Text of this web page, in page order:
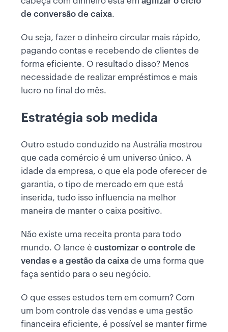
de conversão de caixa.
Ou seja, fazer o dinheiro circular mais rápido,
pagando contas e recebendo de clientes de
forma eficiente. O resultado disso? Menos
necessidade de realizar empréstimos e mais
lucro no final do mês.
Estratégia sob medida
Outro estudo conduzido na Austrália mostrou
que cada comércio é um universo único. A
idade da empresa, o que ela pode oferecer de
garantia, o tipo de mercado em que está
inserida, tudo isso influencia na melhor
maneira de manter o caixa positivo.
Não existe uma receita pronta para todo
mundo. O lance é customizar o controle de
vendas e a gestão da caixa de uma forma que
faça sentido para o seu negócio.
O que esses estudos tem em comum? Com
um bom controle das vendas e uma gestão
financeira eficiente, é possível se manter firme